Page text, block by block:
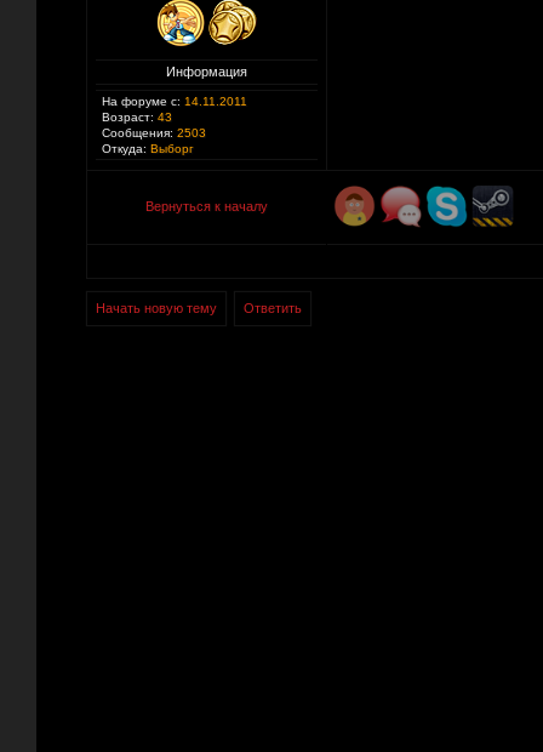
Информация
На форуме с: 14.11.2011
Возраст: 43
Сообщения: 2503
Откуда: Выборг
Вернуться к началу
Начать новую тему Ответить